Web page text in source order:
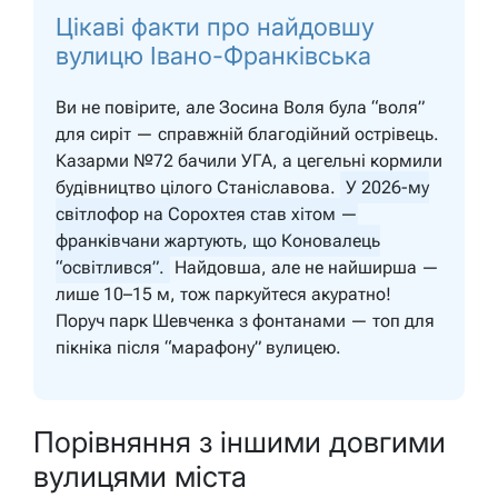
Цікаві факти про найдовшу
вулицю Івано-Франківська
Ви не повірите, але Зосина Воля була “воля”
для сиріт — справжній благодійний острівець.
Казарми №72 бачили УГА, а цегельні кормили
будівництво цілого Станіславова. У 2026-му
світлофор на Сорохтея став хітом —
франківчани жартують, що Коновалець
“освітлився”. Найдовша, але не найширша —
лише 10–15 м, тож паркуйтеся акуратно!
Поруч парк Шевченка з фонтанами — топ для
пікніка після “марафону” вулицею.
Порівняння з іншими довгими
вулицями міста